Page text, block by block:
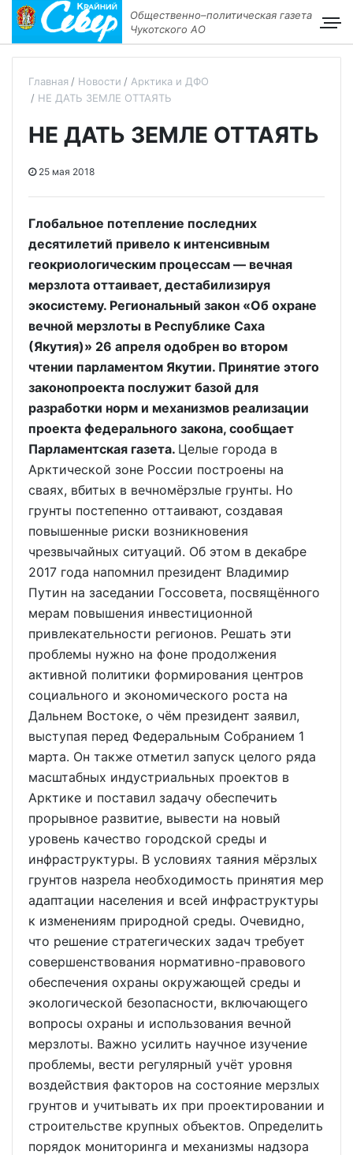
Общественно–политическая газета
Чукотского АО
Главная Новости
Арктика и ДФО
НЕ ДАТЬ ЗЕМЛЕ ОТТАЯТЬ
НЕ ДАТЬ ЗЕМЛЕ ОТТАЯТЬ
25 мая 2018
Глобальное потепление последних
десятилетий привело к интенсивным
геокриологическим процессам — вечная
мерзлота оттаивает, дестабилизируя
экосистему. Региональный закон «Об охране
вечной мерзлоты в Республике Саха
(Якутия)» 26 апреля одобрен во втором
чтении парламентом Якутии. Принятие этого
законопроекта послужит базой для
разработки норм и механизмов реализации
проекта федерального закона, сообщает
Парламентская газета. Целые города в
Арктической зоне России построены на
сваях, вбитых в вечномёрзлые грунты. Но
грунты постепенно оттаивают, создавая
повышенные риски возникновения
чрезвычайных ситуаций. Об этом в декабре
2017 года напомнил президент Владимир
Путин на заседании Госсовета, посвящённого
мерам повышения инвестиционной
привлекательности регионов. Решать эти
проблемы нужно на фоне продолжения
активной политики формирования центров
социального и экономического роста на
Дальнем Востоке, о чём президент заявил,
выступая перед Федеральным Собранием 1
марта. Он также отметил запуск целого ряда
масштабных индустриальных проектов в
Арктике и поставил задачу обеспечить
прорывное развитие, вывести на новый
уровень качество городской среды и
инфраструктуры. В условиях таяния мёрзлых
грунтов назрела необходимость принятия мер
адаптации населения и всей инфраструктуры
к изменениям природной среды. Очевидно,
что решение стратегических задач требует
совершенствования нормативно-правового
обеспечения охраны окружающей среды и
экологической безопасности, включающего
вопросы охраны и использования вечной
мерзлоты. Важно усилить научное изучение
проблемы, вести регулярный учёт уровня
воздействия факторов на состояние мерзлых
грунтов и учитывать их при проектировании и
строительстве крупных объектов. Определить
порядок мониторинга и механизмы надзора